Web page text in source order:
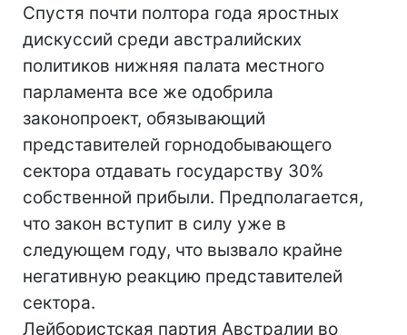
Спустя почти полтора года яростных
дискуссий среди австралийских
политиков нижняя палата местного
парламента все же одобрила
законопроект, обязывающий
представителей горнодобывающего
сектора отдавать государству 30%
собственной прибыли. Предполагается,
что закон вступит в силу уже в
следующем году, что вызвало крайне
негативную реакцию представителей
сектора.
Лейбористская партия Австралии во